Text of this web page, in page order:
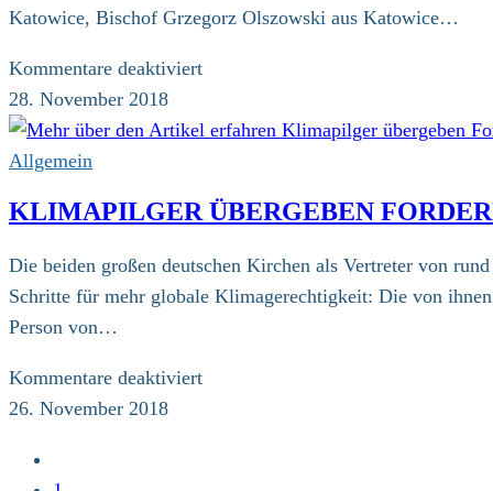
Katowice, Bischof Grzegorz Olszowski aus Katowice…
Kommentare deaktiviertfür
nach
des
feierlichem
28. November 2018
Allgemein
KLIMAPILGER ÜBERGEBEN
Die beiden großen deutschen Kirchen als Vertreter von
Schritte für mehr globale Klimagerechtigkeit: Die von
Person von…
Kommentare deaktiviertfür
26. November 2018